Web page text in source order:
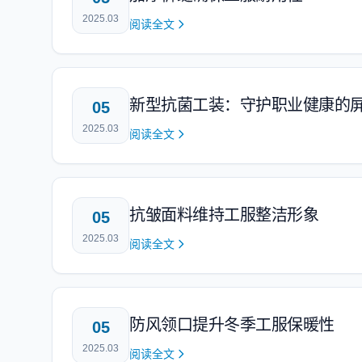
2025.03 阅读全文
05
2025.03
新型抗菌工装：守护职业健康的
阅读全文
05
2025.03
抗皱面料维持工服整洁形象
阅读全文
05
2025.03
防风领口提升冬季工服保暖性
阅读全文